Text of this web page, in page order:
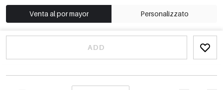
Venta al por mayor Personalizzato
ADD